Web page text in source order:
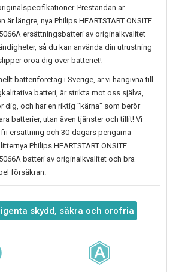
Prestandan är
är längre, nya Philips HEARTSTART ONSITE
ersättningsbatteri av originalkvalitet
så du kan använda din utrustning
oroa dig över batteriet!
batteriföretag i Sverige, är vi hängivna till
batteri, är strikta mot oss själva,
dig, och har en riktig "kärna" som berör
batterier, utan även tjänster och tillit! Vi
ersättning och 30-dagars pengarna
Philips HEARTSTART ONSITE
batteri av originalkvalitet och bra
försäkran.
skydd, säkra och orofria